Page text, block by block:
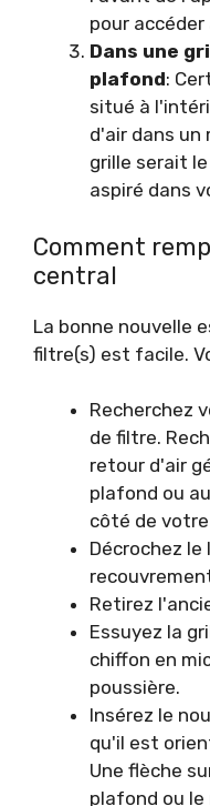
pour accéder
Dans une
plafond:
situé à
d'air dans un
grille serait
aspiré dans
Comment
central
La bonne nouvelle
filtre(s) est facile.
Recherchez
de filtre.
retour d'air
plafond ou
côté de
Décrochez le
Retirez
Essuyez la
chiffon en
poussière.
Insérez le
qu'il est
Une flèche
plafond ou le